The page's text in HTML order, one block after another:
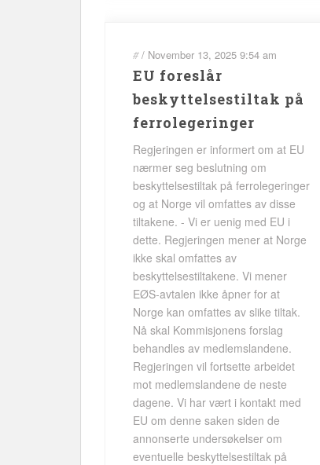
#/ November 13, 2025 9:54 am
EU foreslår
beskyttelsestiltak på
ferrolegeringer
Regjeringen er informert om at EU
nærmer seg beslutning om
beskyttelsestiltak på ferrolegeringer
og at Norge vil omfattes av disse
tiltakene. - Vi er uenig med EU i
dette. Regjeringen mener at Norge
ikke skal omfattes av
beskyttelsestiltakene. Vi mener
EØS-avtalen ikke åpner for at
Norge kan omfattes av slike tiltak.
Nå skal Kommisjonens forslag
behandles av medlemslandene.
Regjeringen vil fortsette arbeidet
mot medlemslandene de neste
dagene. Vi har vært i kontakt med
EU om denne saken siden de
annonserte undersøkelser om
eventuelle beskyttelsestiltak på